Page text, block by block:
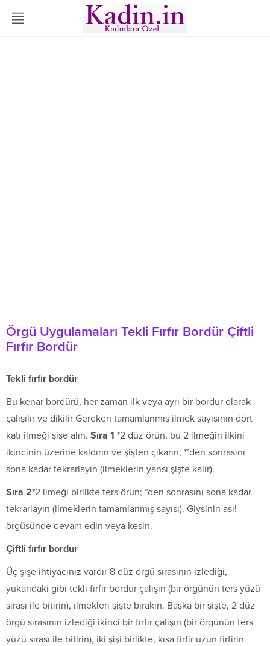
Örgü Uygulamaları Tekli Fırfır Bordür Çiftli
Fırfır Bordür
Tekli fırfır bordür
Bu kenar bordürü, her zaman ilk veya ayrı bir bordur olarak
çalışılır ve dikilir Gereken tamamlanmış ilmek sayısının dört
katı ilmeği şişe alın. Sıra 1 *2 düz örün, bu 2 ilmeğin ilkini
ikincinin üzerine kaldırın ve şişten çıkarın; *’den sonrasını
sona kadar tekrarlayın (ilmeklerin yansı şişte kalır).
Sıra 2*2 ilmeği birlikte ters örün; *den sonrasını sona kadar
tekrarlayın (ilmeklerin tamamlanmış sayısı). Giysinin ası!
örgüsünde devam edin veya kesin.
Çiftli fırfır bordur
Üç şişe ihtiyacınız vardır 8 düz örgü sırasının izlediği,
yukarıdaki gibi tekli fırfır bordur çalışın (bir örgünün ters yüzü
sırası ile bitirin), ilmekleri şişte bırakın. Başka bir şişte, 2 düz
örgü sırasının izlediği ikinci bir fırfır çalışın (bir örgünün ters
yüzü sırası ile bitirin), iki şişi birlikte, kısa firfir uzun firfirin